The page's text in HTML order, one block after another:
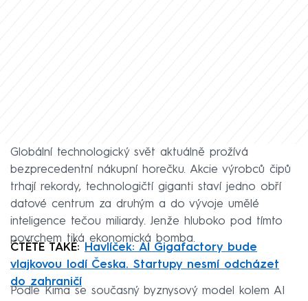
Globální technologický svět aktuálně prožívá
bezprecedentní nákupní horečku. Akcie výrobců čipů
trhají rekordy, technologičtí giganti staví jedno obří
datové centrum za druhým a do vývoje umělé
inteligence tečou miliardy. Jenže hluboko pod tímto
povrchem tiká ekonomická bomba.
ČTĚTE TAKÉ:
Havlíček: AI Gigafactory bude
vlajkovou lodí Česka. Startupy nesmí odcházet
do zahraničí
Podle Kima se současný byznysový model kolem AI